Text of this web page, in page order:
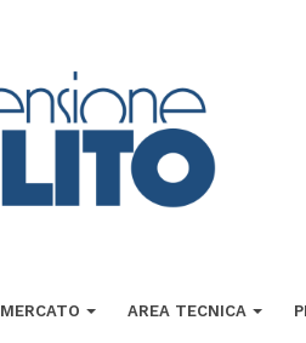
MERCATO AREA TECNICA